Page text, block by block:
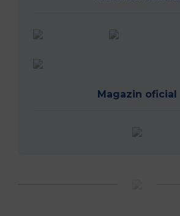
Magazin oficial